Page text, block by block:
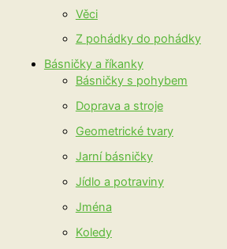
Věci
Z pohádky do pohádky
Básničky a říkanky
Básničky s pohybem
Doprava a stroje
Geometrické tvary
Jarní básničky
Jídlo a potraviny
Jména
Koledy